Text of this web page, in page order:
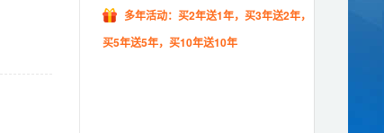
多年活动：买2年送1年，买3年送2年，
买5年送5年，买10年送10年